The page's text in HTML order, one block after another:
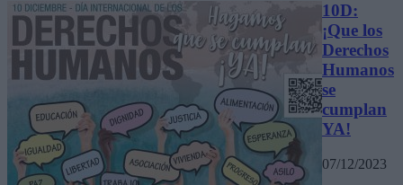
10D:
¡Que los
Derechos
Humanos
se
cumplan
YA!
07/12/2023